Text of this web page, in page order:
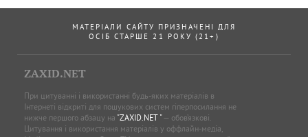
МАТЕРІАЛИ САЙТУ ПРИЗНАЧЕНІ ДЛЯ
ОСІБ СТАРШЕ 21 РОКУ (21+)
ZAXID.NET
При цитуванні і використанні будь-яких матеріалів в
Інтернеті відкриті для пошукових систем гіперпосилання не
нижче першого абзацу на "ZAXID.NET "— обов’язкові.
Цитування і використання матеріалів у оффлайн-медіа,